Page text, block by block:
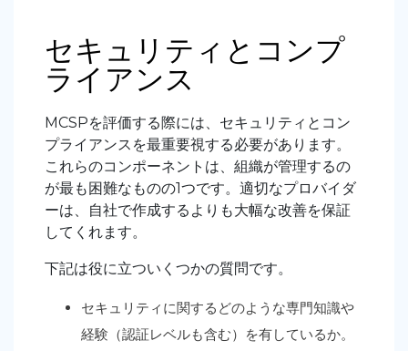
セキュリティとコンプ
ライアンス
MCSPを評価する際には、セキュリティとコン
プライアンスを最重要視する必要があります。
これらのコンポーネントは、組織が管理するの
が最も困難なものの1つです。適切なプロバイダ
ーは、自社で作成するよりも大幅な改善を保証
してくれます。
下記は役に立ついくつかの質問です。
セキュリティに関するどのような専門知識や
経験（認証レベルも含む）を有しているか。